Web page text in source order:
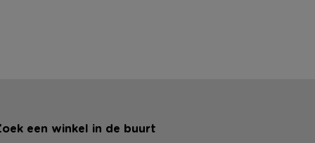
een winkel in de buurt